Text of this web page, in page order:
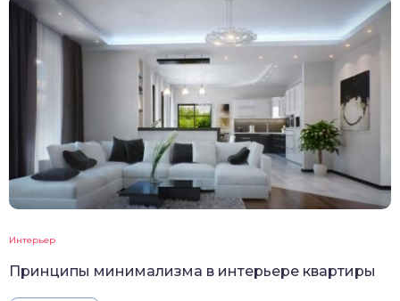
Интерьер
Принципы минимализма в интерьере квартиры